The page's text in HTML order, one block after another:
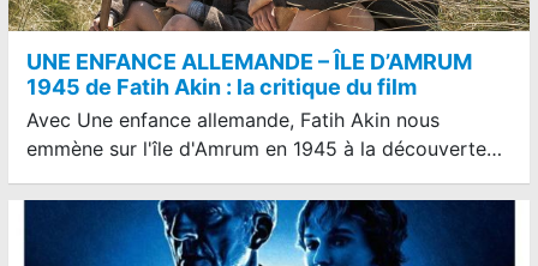
UNE ENFANCE ALLEMANDE – ÎLE D’AMRUM
1945 de Fatih Akin : la critique du film
Avec Une enfance allemande, Fatih Akin nous
emmène sur l'île d'Amrum en 1945 à la découverte…